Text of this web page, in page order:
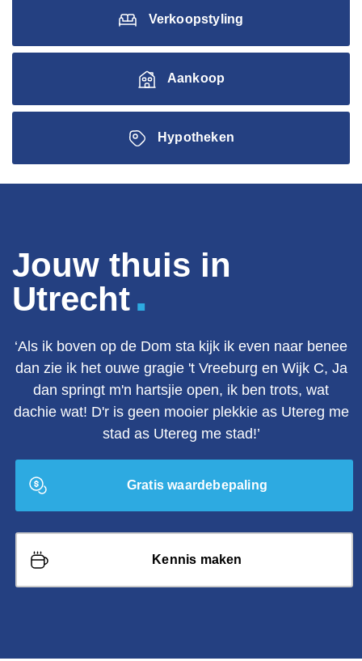
Verkoopstyling
Aankoop
Hypotheken
Jouw thuis in
Utrecht.
‘Als ik boven op de Dom sta kijk ik even naar benee
dan zie ik het ouwe gragie 't Vreeburg en Wijk C, Ja
dan springt m'n hartsjie open, ik ben trots, wat
dachie wat! D'r is geen mooier plekkie as Utereg me
stad as Utereg me stad!’
Gratis waardebepaling
Kennis maken